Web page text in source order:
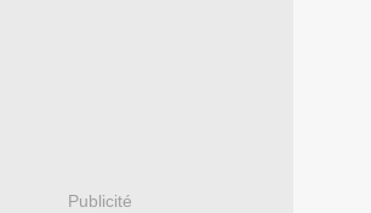
Publicité